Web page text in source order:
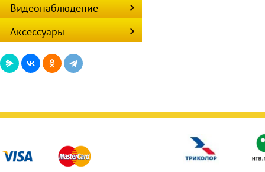
Видеонаблюдение
Аксессуары